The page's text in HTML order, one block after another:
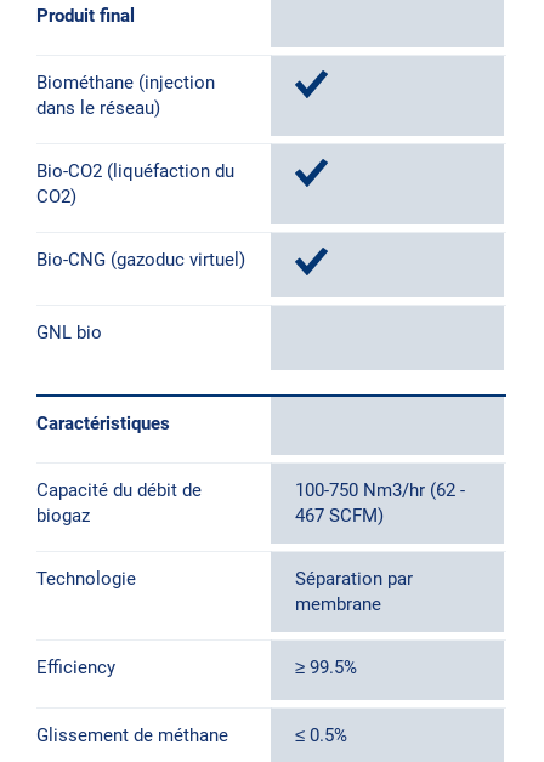
Produit final
Biométhane (injection
dans le réseau)
Bio-CO2 (liquéfaction du
CO2)
Bio-CNG (gazoduc virtuel)
GNL bio
Caractéristiques
Capacité du débit de
biogaz
Technologie
Efficiency
Glissement de méthane
100-750 Nm3/hr (62 -
467 SCFM)
Séparation par
membrane
≥ 99.5%
≤ 0.5%